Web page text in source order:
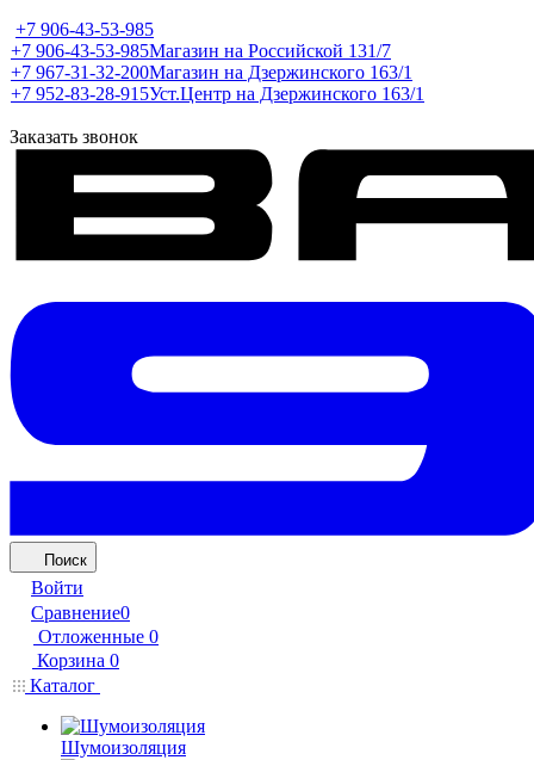
+7 906-43-53-985
+7 906-43-53-985Магазин на Российской 131/7
+7 967-31-32-200Магазин на Дзержинского 163/1
+7 952-83-28-915Уст.Центр на Дзержинского 163/1
Заказать звонок
Поиск
Войти
Сравнение0
Отложенные 0
Корзина 0
Каталог
Шумоизоляция